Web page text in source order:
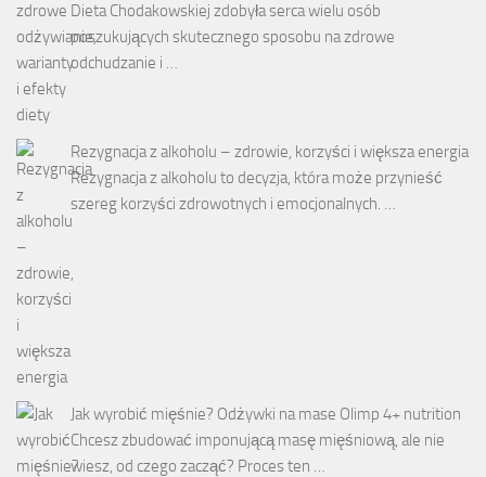
Dieta Chodakowskiej zdobyła serca wielu osób
poszukujących skutecznego sposobu na zdrowe
odchudzanie i …
Rezygnacja z alkoholu – zdrowie, korzyści i większa energia
Rezygnacja z alkoholu to decyzja, która może przynieść
szereg korzyści zdrowotnych i emocjonalnych. …
Jak wyrobić mięśnie? Odżywki na mase Olimp 4+ nutrition
Chcesz zbudować imponującą masę mięśniową, ale nie
wiesz, od czego zacząć? Proces ten …